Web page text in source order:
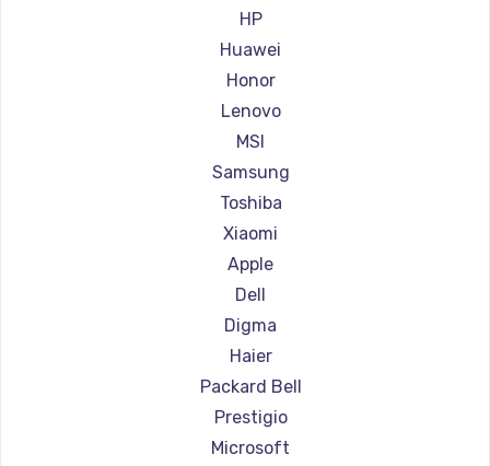
Ремонт ноутбуков Aorus
Ремонт ноутбуков Maibenben
Ремонт ноутбуков Getac
Ремонт ноутбуков Epson
Ремонт ноутбуков Philips
Ремонт ноутбуков LG
Ремонт ноутбуков Panasonic
Ремонт ноутбуков Irbis
Ремонт ноутбуков Thunderobot
Ремонт ноутбуков Hasee
Ремонт ноутбуков ZTE
Ремонт ноутбуков Hiper
Ремонт ноутбуков Evga
Ремонт ноутбуков Google
Ремонт ноутбуков Echips
HP
Huawei
Honor
Lenovo
MSI
Samsung
Toshiba
Xiaomi
Apple
Dell
Digma
Haier
Packard Bell
Prestigio
Microsoft